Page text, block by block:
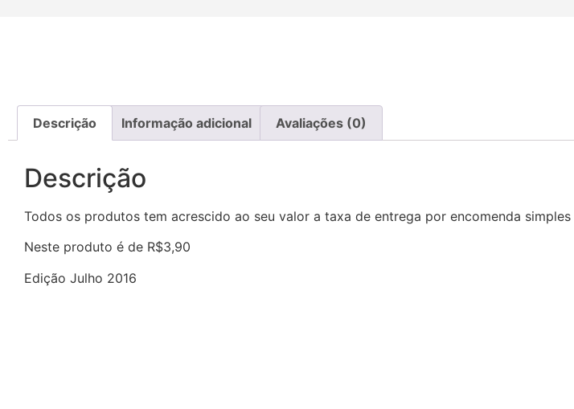
Descrição Informação adicional Avaliações (0)
Descrição
Todos os produtos tem acrescido ao seu valor a taxa de entrega por encomenda simples
Neste produto é de R$3,90
Edição Julho 2016